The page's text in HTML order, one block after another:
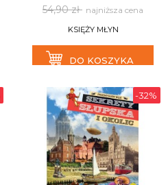
54,90 zł najniższa cena
KSIĘŻY MŁYN
DO KOSZYKA
-32%